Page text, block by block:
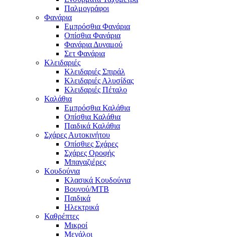
Παλμογράφοι
Φανάρια
Εμπρόσθια Φανάρια
Οπίσθια Φανάρια
Φανάρια Δυναμού
Σετ Φανάρια
Κλειδαριές
Κλειδαριές Σπιράλ
Κλειδαριές Αλυσίδας
Κλειδαριές Πέταλο
Καλάθια
Εμπρόσθια Καλάθια
Οπίσθια Καλάθια
Παιδικά Καλάθια
Σχάρες Αυτοκινήτου
Οπίσθιες Σχάρες
Σχάρες Οροφής
Μπαγαζιέρες
Κουδούνια
Κλασικά Κουδούνια
Βουνού/MTB
Παιδικά
Ηλεκτρικά
Καθρέπτες
Μικροί
Μεγάλοι